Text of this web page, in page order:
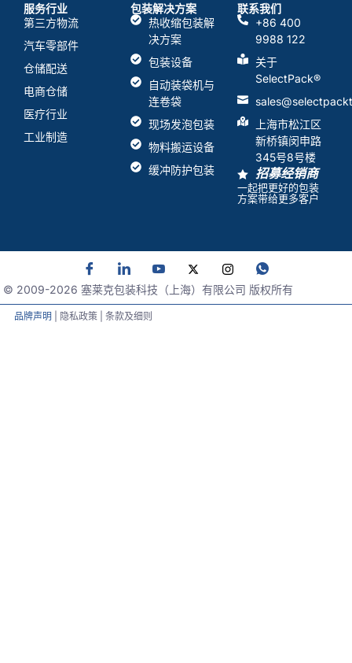
服务行业
第三方物流
汽车零部件
仓储配送
电商仓储
医疗行业
工业制造
包装解决方案
热收缩包装解
决方案
包装设备
自动装袋机与
连卷袋
现场发泡包装
物料搬运设备
缓冲防护包装
联系我们
+86 400
9988 122
关于
SelectPack®
上海市松江区
新桥镇闵申路
345号8号楼
招募经销商
一起把更好的包装
方案带给更多客户
© 2009-2026 塞莱克包装科技（上海）有限公司 版权所有
品牌声明| 隐私政策 | 条款及细则